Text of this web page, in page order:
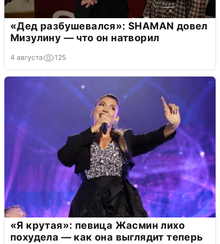
«Дед разбушевался»: SHAMAN довел
Мизулину — что он натворил
4 августа 125
«Я крутая»: певица Жасмин лихо
похудела — как она выглядит теперь